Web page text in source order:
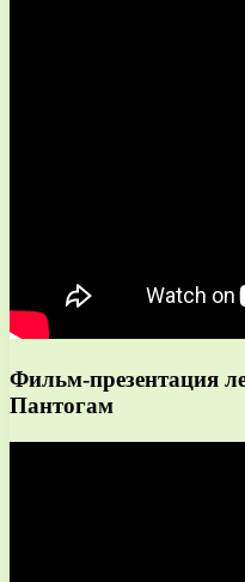
Фильм-презентация
Пантогам